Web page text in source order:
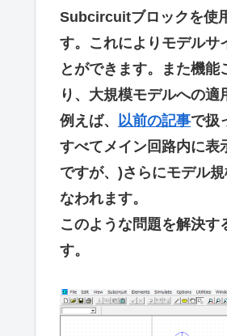
Subcircuitブロックを使
す。これによりモデルサ
とができます。また機
り、大規模モデルへの適
例えば、
以前の記事で扱
すべてメイン回路内に表
ですが、)さらにモデル
なわれます。
このような問題を解決
す。